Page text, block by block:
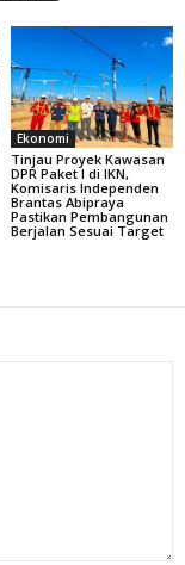
Ekonomi
Tinjau Proyek Kawasan
DPR Paket I di IKN,
Komisaris Independen
Brantas Abipraya
Pastikan Pembangunan
Berjalan Sesuai Target